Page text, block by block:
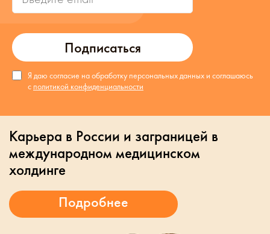
Подписаться
Я даю согласие на обработку персональных данных и соглашаюсь
с политикой конфиденциальности
Карьера в России и заграницей в
международном медицинском
холдинге